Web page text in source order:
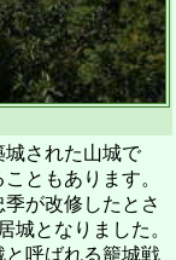
された山城で
ともあります。
が改修したとさ
城となりました。
と呼ばれる籠城戦